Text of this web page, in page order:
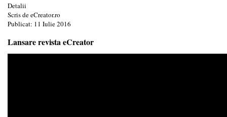
Detalii
Scris deeCreator.ro
Publicat: 11 Iulie 2016
Lansare revista eCreator